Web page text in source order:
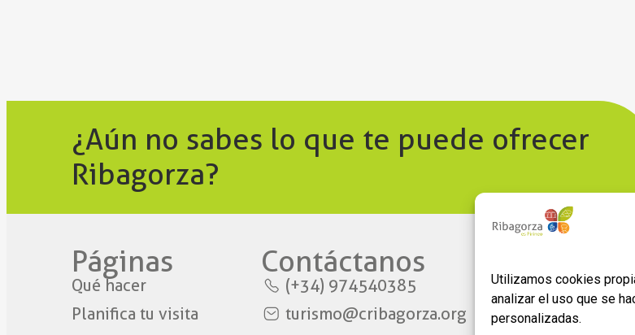
Utilizamos cookies
analizar el uso que se
personalizadas.
¿Aún no sabes lo que te puede ofrecer
Ribagorza?
Páginas
Qué hacer
Planifica tu visita
Contáctanos​
(+34) 974540385
turismo@cribagorza.org
Aviso legal
Política de